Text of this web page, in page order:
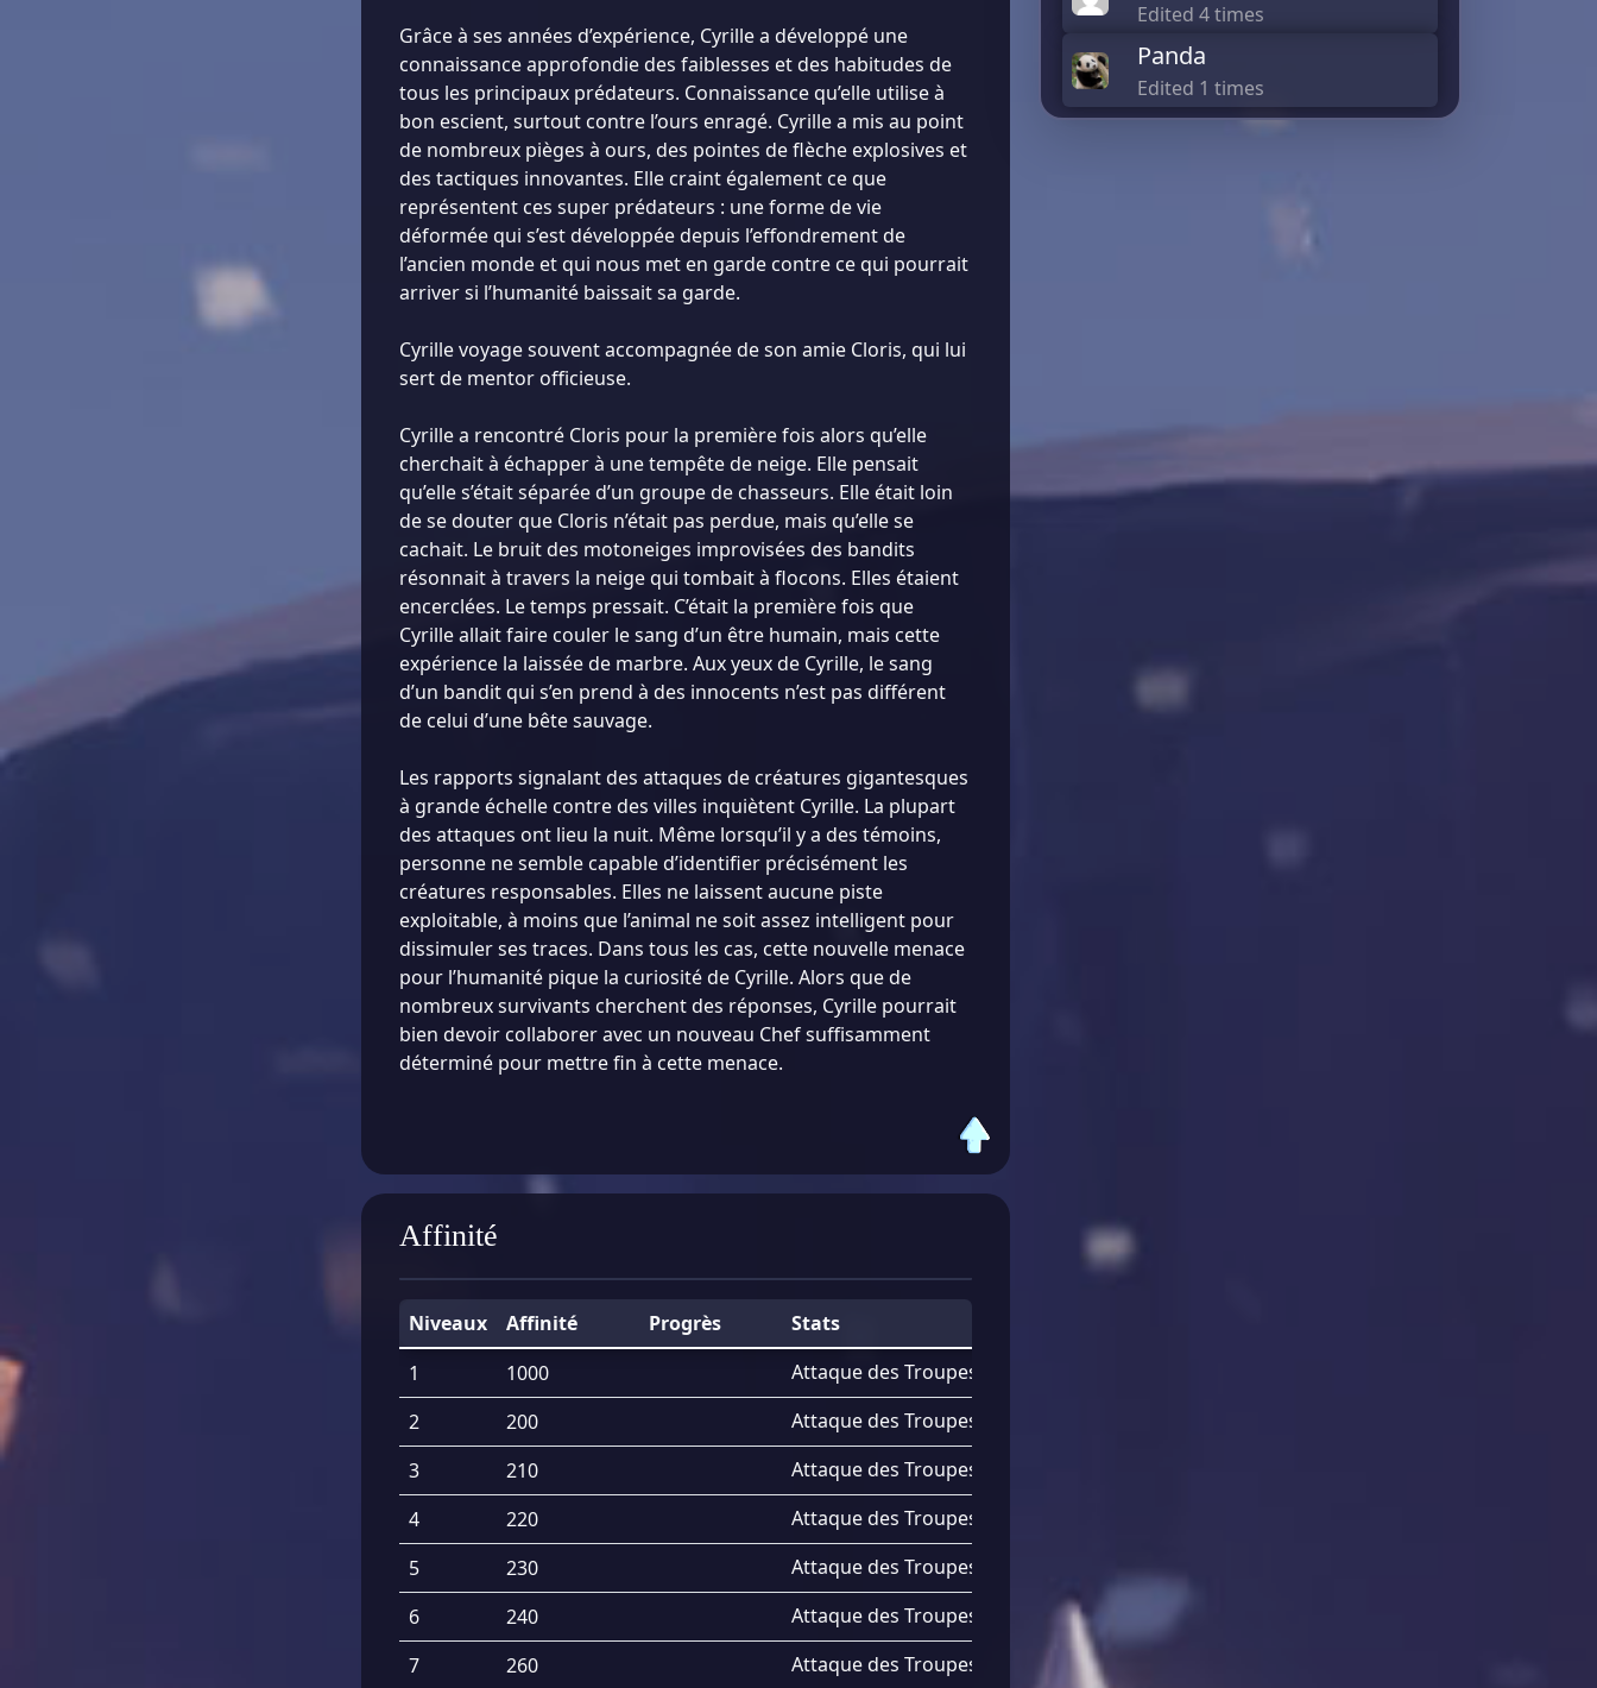
Grâce à ses années d’expérience, Cyrille a développé une
connaissance approfondie des faiblesses et des habitudes de
tous les principaux prédateurs. Connaissance qu’elle utilise à
bon escient, surtout contre l’ours enragé. Cyrille a mis au point
de nombreux pièges à ours, des pointes de flèche explosives et
des tactiques innovantes. Elle craint également ce que
représentent ces super prédateurs : une forme de vie
déformée qui s’est développée depuis l’effondrement de
l’ancien monde et qui nous met en garde contre ce qui pourrait
arriver si l’humanité baissait sa garde.
Cyrille voyage souvent accompagnée de son amie Cloris, qui lui
sert de mentor officieuse.
Cyrille a rencontré Cloris pour la première fois alors qu’elle
cherchait à échapper à une tempête de neige. Elle pensait
qu’elle s’était séparée d’un groupe de chasseurs. Elle était loin
de se douter que Cloris n’était pas perdue, mais qu’elle se
cachait. Le bruit des motoneiges improvisées des bandits
résonnait à travers la neige qui tombait à flocons. Elles étaient
encerclées. Le temps pressait. C’était la première fois que
Cyrille allait faire couler le sang d’un être humain, mais cette
expérience la laissée de marbre. Aux yeux de Cyrille, le sang
d’un bandit qui s’en prend à des innocents n’est pas différent
de celui d’une bête sauvage.
Les rapports signalant des attaques de créatures gigantesques
à grande échelle contre des villes inquiètent Cyrille. La plupart
des attaques ont lieu la nuit. Même lorsqu’il y a des témoins,
personne ne semble capable d’identifier précisément les
créatures responsables. Elles ne laissent aucune piste
exploitable, à moins que l’animal ne soit assez intelligent pour
dissimuler ses traces. Dans tous les cas, cette nouvelle menace
pour l’humanité pique la curiosité de Cyrille. Alors que de
nombreux survivants cherchent des réponses, Cyrille pourrait
bien devoir collaborer avec un nouveau Chef suffisamment
déterminé pour mettre fin à cette menace.
Affinité
Niveaux Affinité Progrès
Stats
1
1000 Attaque des Troupes
2
200 Attaque des Troupes
3
210 Attaque des Troupes
4
220 Attaque des Troupes
5
230 Attaque des Troupes
6
240 Attaque des Troupes
1.95%
7
260 Attaque des Troupes
Edited 4 times
Panda
Edited 1 times